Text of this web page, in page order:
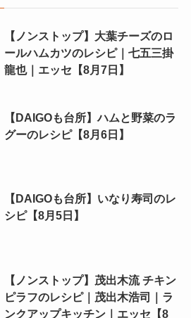
【ノンストップ】大葉チーズのロ
ールハムカツのレシピ｜七五三掛
龍也｜エッセ【8月7日】
【DAIGOも台所】ハムと野菜のラ
グーのレシピ【8月6日】
【DAIGOも台所】いなり寿司のレ
シピ【8月5日】
【ノンストップ】茂出木流 チキン
ピラフのレシピ｜茂出木浩司｜ラ
ンクアップキッチン｜エッセ【8